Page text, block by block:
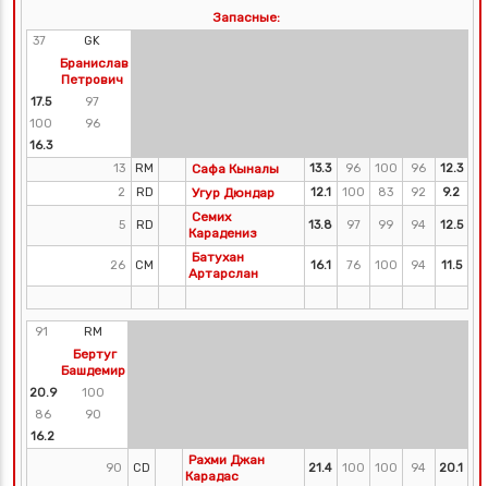
Запасные:
37 GK
Бранислав
Петрович
17.5
97
100
96
16.3
13
RM Сафа Кыналы 13.3 96 100 96
12.3
2
RD Угур Дюндар 12.1 100 83 92 9.2
5 RD
Семих
Карадениз
13.8 97 99 94 12.5
26 CM
Батухан
Артарслан
16.1 76 100 94 11.5
91 RM
Бертуг
Башдемир
20.9
100
86
90
16.2
90 CD
Рахми Джан
Карадас
21.4 100 100 94 20.1